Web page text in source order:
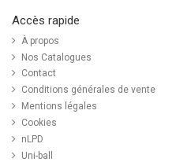
Accès rapide
À propos
Nos Catalogues
Contact
Conditions générales de vente
Mentions légales
Cookies
nLPD
Uni-ball